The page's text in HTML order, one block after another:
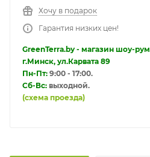
Хочу в подарок
Гарантия низких цен!
GreenTerra.by - магазин шоу-
г.Минск, ул.Карвата 89
Пн-Пт: 9:00 - 17:00.
Сб-Вс: выходной.
(схема проезда)